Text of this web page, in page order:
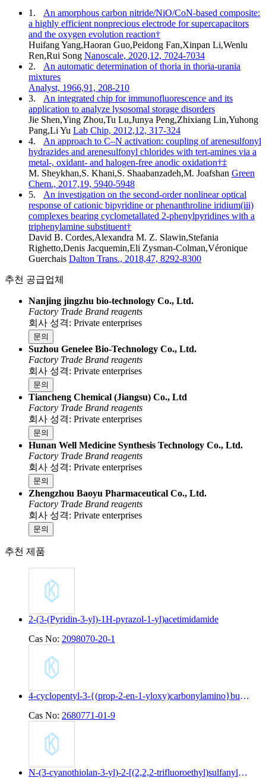
1.
An amorphous carbon nitride/NiO/CoN-based composite:
a highly efficient nonprecious electrode for supercapacitors
and the oxygen evolution reaction†
Huifang Yang,Haoran Guo,Peidong Fan,Xinpan Li,Wenlu
Ren,Rui Song Nanoscale, 2020,12, 7024-7034
2.
An automatic determination of thoria in thoria-urania
mixtures
Analyst, 1966,91, 208-210
3.
An integrated chip for immunofluorescence and its
application to analyze lysosomal storage disorders
Jie Shen,Ying Zhou,Tu Lu,Junya Peng,Zhixiang Lin,Yuhong
Pang,Li Yu Lab Chip, 2012,12, 317-324
4.
An approach to C–N activation: coupling of arenesulfonyl
hydrazides and arenesulfonyl chlorides with tert-amines via a
metal-, oxidant- and halogen-free anodic oxidation†‡
M. Sheykhan,S. Khani,S. Shaabanzadeh,M. Joafshan Green
Chem., 2017,19, 5940-5948
5.
An investigation on the second-order nonlinear optical
response of cationic bipyridine or phenanthroline iridium(iii)
complexes bearing cyclometallated 2-phenylpyridines with a
triphenylamine substituent†
David B. Cordes,Alexandra M. Z. Slawin,Stefania
Righetto,Denis Jacquemin,Eli Zysman-Colman,Véronique
Guerchais Dalton Trans., 2018,47, 8292-8300
추천 공급업체
Nanjing jingzhu bio-technology Co., Ltd.
Factory Trade Brand reagents
회사 성격: Private enterprises
문의
Suzhou Genelee Bio-Technology Co., Ltd.
Factory Trade Brand reagents
회사 성격: Private enterprises
문의
Tiancheng Chemical (Jiangsu) Co., Ltd
Factory Trade Brand reagents
회사 성격: Private enterprises
문의
Hunan Well Medicine Synthesis Technology Co., Ltd.
Factory Trade Brand reagents
회사 성격: Private enterprises
문의
Zhengzhou Baoyu Pharmaceutical Co., Ltd.
Factory Trade Brand reagents
회사 성격: Private enterprises
문의
추천 제품
2-(3-(Pyridin-3-yl)-1H-pyrazol-1-yl)acetimidamide
Cas No: 2098070-20-1
4-cyclopentyl-3-{(prop-2-en-1-yloxy)carbonylamino}butanoic acid
Cas No: 2680771-01-9
N-(3-cyanothiolan-3-yl)-2-[(2,2,2-trifluoroethyl)sulfanyl]pyridine-4-carboxamide